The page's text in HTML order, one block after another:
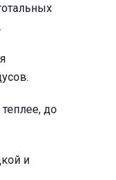
до
и